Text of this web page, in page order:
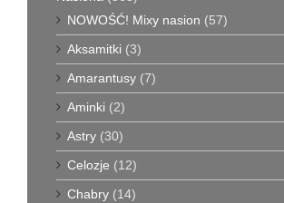
NOWOŚĆ! Mixy nasion (57)
Aksamitki (3)
Amarantusy (7)
Aminki (2)
Astry (30)
Celozje (12)
Chabry (14)